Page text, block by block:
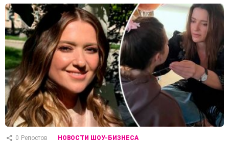
0 Репостов НОВОСТИ ШОУ-БИЗНЕСА